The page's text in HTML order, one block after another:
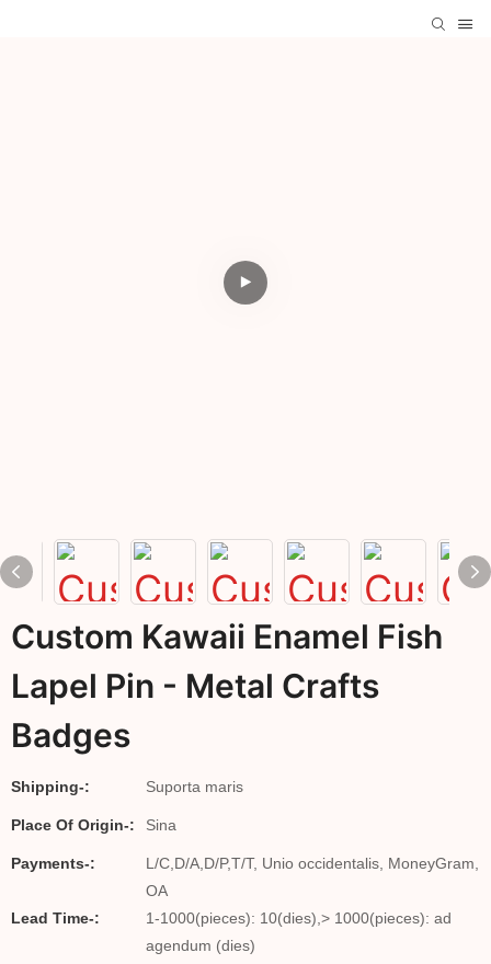
Custom Kawaii Enamel Fish
Lapel Pin - Metal Crafts
Badges
Shipping-: Suporta maris
Place Of Origin-: Sina
Payments-:
L/C,D/A,D/P,T/T, Unio occidentalis, MoneyGram,
OA
Lead Time-:
1-1000(pieces): 10(dies),> 1000(pieces): ad
agendum (dies)